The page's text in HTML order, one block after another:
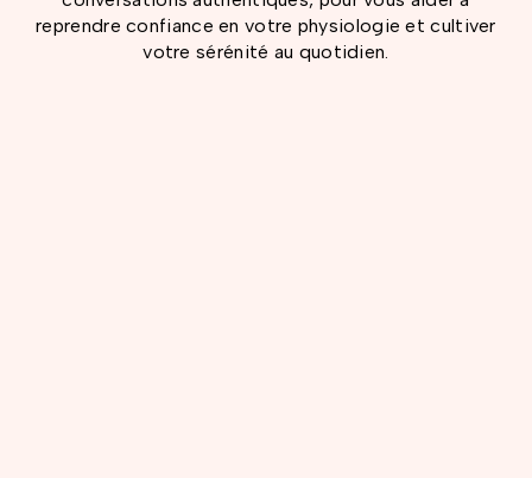
reprendre confiance en votre physiologie et cultiver
votre sérénité au quotidien.